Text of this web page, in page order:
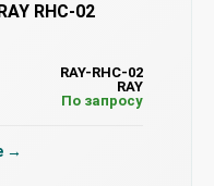
RHC-02
RAY-RHC-02
RAY
По запросу
→